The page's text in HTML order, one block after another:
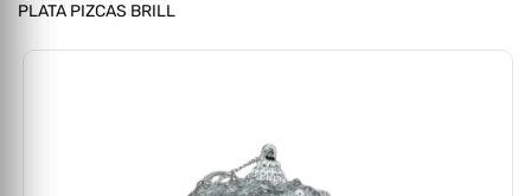
PLATA PIZCAS BRILL